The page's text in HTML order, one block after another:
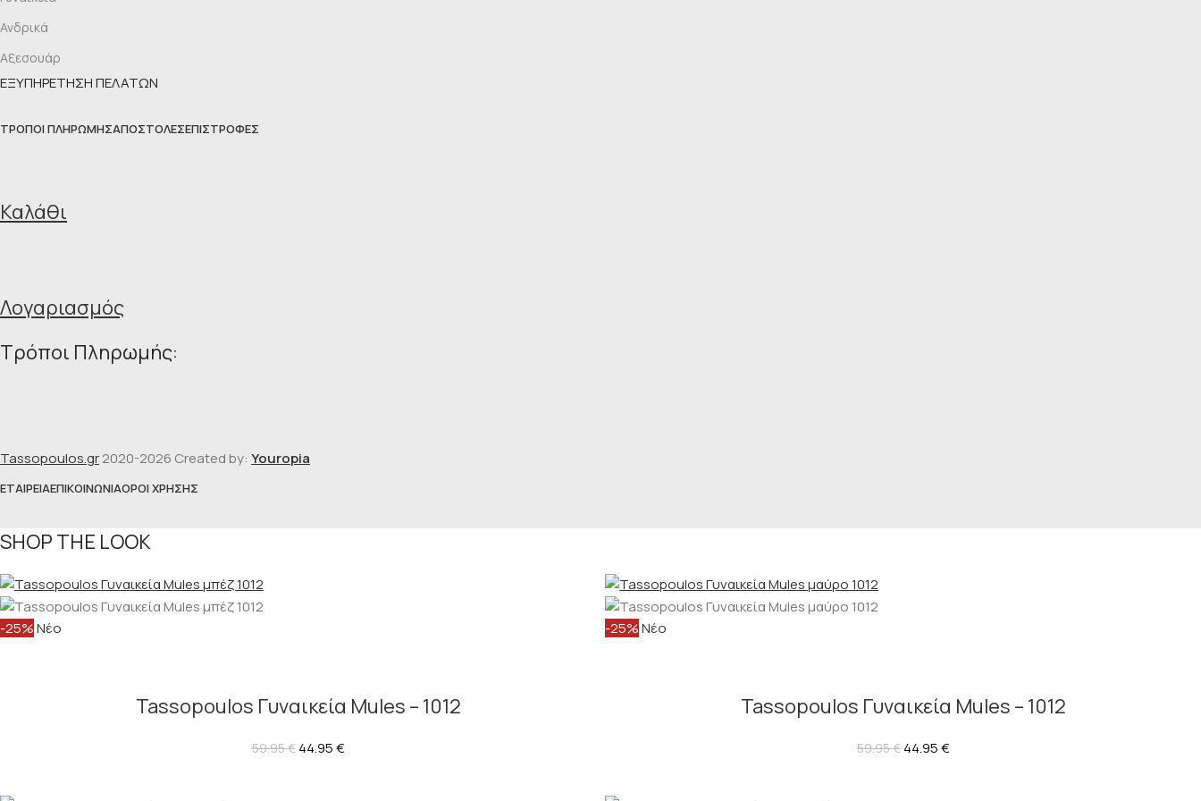
Ανδρικά
Αξεσουάρ
ΕΞΥΠΗΡΕΤΗΣΗ ΠΕΛΑΤΩΝ
ΤΡΌΠΟΙ ΠΛΗΡΩΜΉΣΑΠΟΣΤΟΛΈΣΕΠΙΣΤΡΟΦΈΣ
Καλάθι
Λογαριασμός
Τρόποι Πληρωμής:
Tassopoulos.gr2020-2026 Created by: Youropia
ΕΤΑΙΡΕΊΑΕΠΙΚΟΙΝΩΝΊΑΌΡΟΙ ΧΡΉΣΗΣ
SHOP THE LOOK
-25%Νέο
Tassopoulos Γυναικεία Mules – 1012
59.95€ 44.95€
-25%Νέο
Tassopoulos Γυναικεία Mules – 1012
59.95€ 44.95€